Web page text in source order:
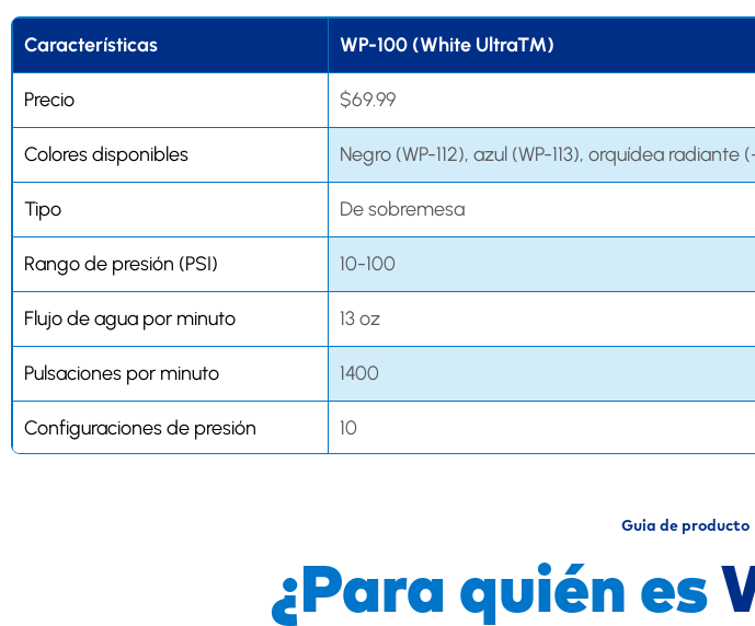
Características WP-100 (White Ultra™)
Precio $69.99
Colores disponibles Negro (WP-112), azul (WP-113), orquídea
Tipo De sobremesa
Rango de presión (PSI) 10-100
Flujo de agua por minuto 13 oz
Pulsaciones por minuto 1400
Configuraciones de presión 10
–
Guia de producto
¿Para quién es